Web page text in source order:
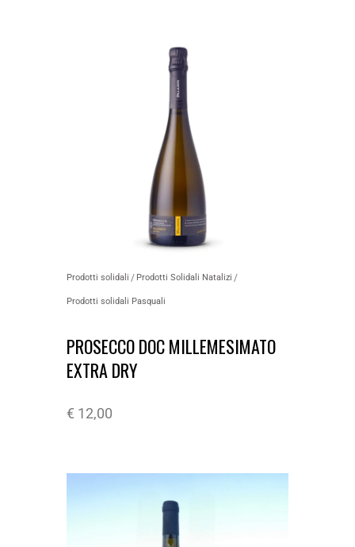
Prodotti solidali Prodotti Solidali Natalizi
Prodotti solidali Pasquali
PROSECCO DOC MILLEMESIMATO
EXTRA DRY
€ 12,00